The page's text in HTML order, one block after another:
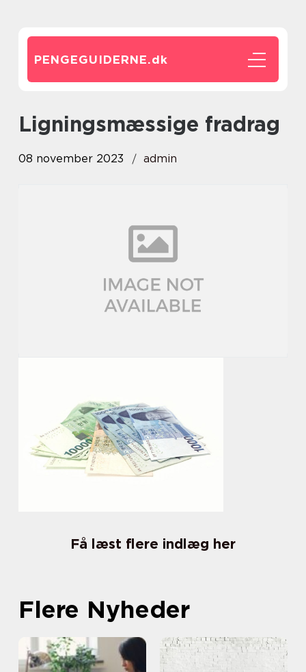
PENGEGUIDERNE.dk
ligningsmæssige fradrag
08 november 2023 admin
Få læst flere indlæg her
Flere Nyheder